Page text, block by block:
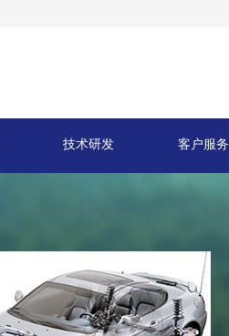
技术研发 客户服务